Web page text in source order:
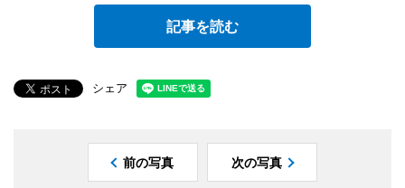
記事を読む
シェア
前の写真 次の写真